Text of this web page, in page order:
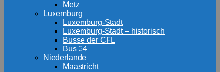
Metz
Luxemburg
Luxemburg-Stadt
Luxemburg-Stadt – historisch
Busse der CFL
Bus 34
Niederlande
Maastricht